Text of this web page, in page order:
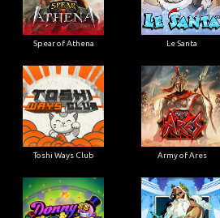
Spear of Athena Le Santa
Toshi Ways Club Army of Ares